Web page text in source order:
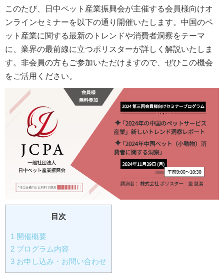
このたび、日中ペット産業振興会が主催する会員様向けオ
ンラインセミナーを以下の通り開催いたします。中国のペ
ット産業に関する最新のトレンドや消費者洞察をテーマ
に、業界の最前線に立つポリスターが詳しく解説いたしま
す。非会員の方もご参加いただけますので、ぜひこの機会
をご活用ください。
目次
1 開催概要
2 プログラム内容
3 お申し込み・お問い合わせ